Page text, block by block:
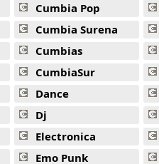
Cumbia Pop
Cumbia Surena
Cumbias
CumbiaSur
Dance
Dj
Electronica
Emo Punk